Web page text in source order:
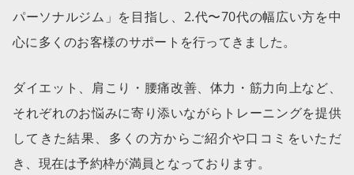
パーソナルジム」を目指し、2.代〜70代の幅広い方を中
心に多くのお客様のサポートを行ってきました。
ダイエット、肩こり・腰痛改善、体力・筋力向上など、
それぞれのお悩みに寄り添いながらトレーニングを提供
してきた結果、多くの方からご紹介や口コミをいただ
き、現在は予約枠が満員となっております。